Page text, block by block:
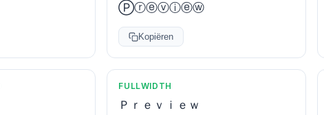
Ⓟⓡⓔⓥⓘⓔⓦ
Kopiëren
FULLWIDTH
Ｐｒｅｖｉｅｗ